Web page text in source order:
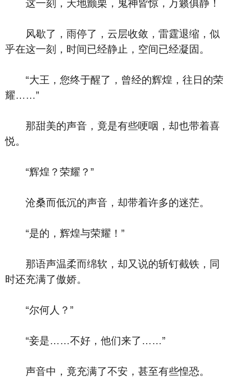
这一刻，天地颤栗，鬼神皆惊，万籁俱静！
风歇了，雨停了，云层收敛，雷霆退缩，似
乎在这一刻，时间已经静止，空间已经凝固。
“大王，您终于醒了，曾经的辉煌，往日的荣
耀……”
那甜美的声音，竟是有些哽咽，却也带着喜
悦。
“辉煌？荣耀？”
沧桑而低沉的声音，却带着许多的迷茫。
“是的，辉煌与荣耀！”
那语声温柔而绵软，却又说的斩钉截铁，同
时还充满了傲娇。
“尔何人？”
“妾是……不好，他们来了……”
声音中，竟充满了不安，甚至有些惶恐。